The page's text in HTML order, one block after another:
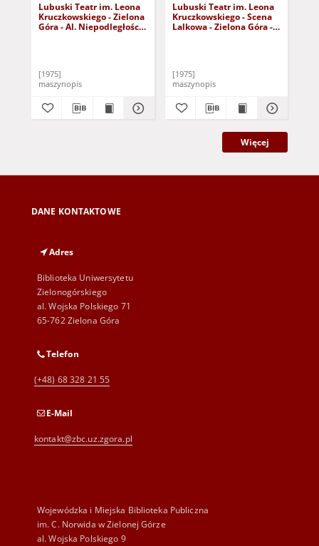
Lubuski Teatr im. Leona
Kruczkowskiego - Zielona
Góra - Al. Niepodległości
[1975]
maszynopis
Lubuski Teatr im. Leona
Kruczkowskiego - Scena
Lalkowa - Zielona Góra -
[1975]
maszynopis
Więcej
DANE KONTAKTOWE
Adres
Biblioteka Uniwersytetu
Zielonogórskiego
al. Wojska Polskiego 71
65-762 Zielona Góra
Telefon
(+48) 68 328 21 55
E-Mail
kontakt@zbc.uz.zgora.pl
Wojewódzka i Miejska Biblioteka Publiczna
im. C. Norwida w Zielonej Górze
al. Wojska Polskiego 9